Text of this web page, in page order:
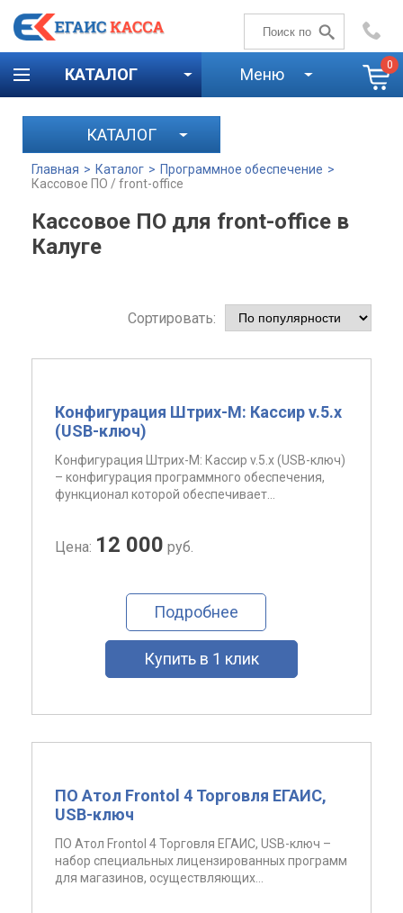
+7 (4842)59-58-00
КАТАЛОГ Меню 0
КАТАЛОГ
Главная > Каталог > Программное обеспечение >
Кассовое ПО / front-office
Кассовое ПО для front-office в
Калуге
Сортировать:
Конфигурация Штрих-М: Кассир v.5.x
(USB-ключ)
Конфигурация Штрих-М: Кассир v.5.x (USB-ключ)
– конфигурация программного обеспечения,
функционал которой обеспечивает...
Цена: 12 000 руб.
Подробнее
Купить в 1 клик
ПО Атол Frontol 4 Торговля ЕГАИС,
USB-ключ
ПО Атол Frontol 4 Торговля ЕГАИС, USB-ключ –
набор специальных лицензированных программ
для магазинов, осуществляющих...